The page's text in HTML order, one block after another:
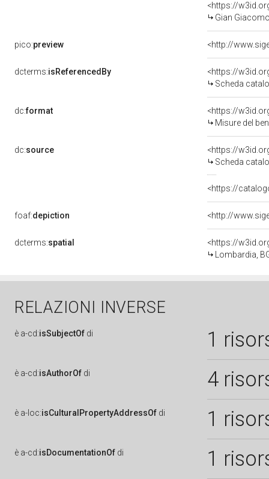
<https://
Gian
pico:preview
dcterms:isReferencedBy
<https://
Scheda
dc:format
<https://
Misure del
dc:source
<https://
Scheda
<https://
foaf:depiction
dcterms:spatial
<https://
Lombardia,
RELAZIONI INVERSE
è a-cd:isSubjectOf di 1
è a-cd:isAuthorOf di 4
è a-loc:isCulturalPropertyAddressOf di 1
è a-cd:isDocumentationOf di 1